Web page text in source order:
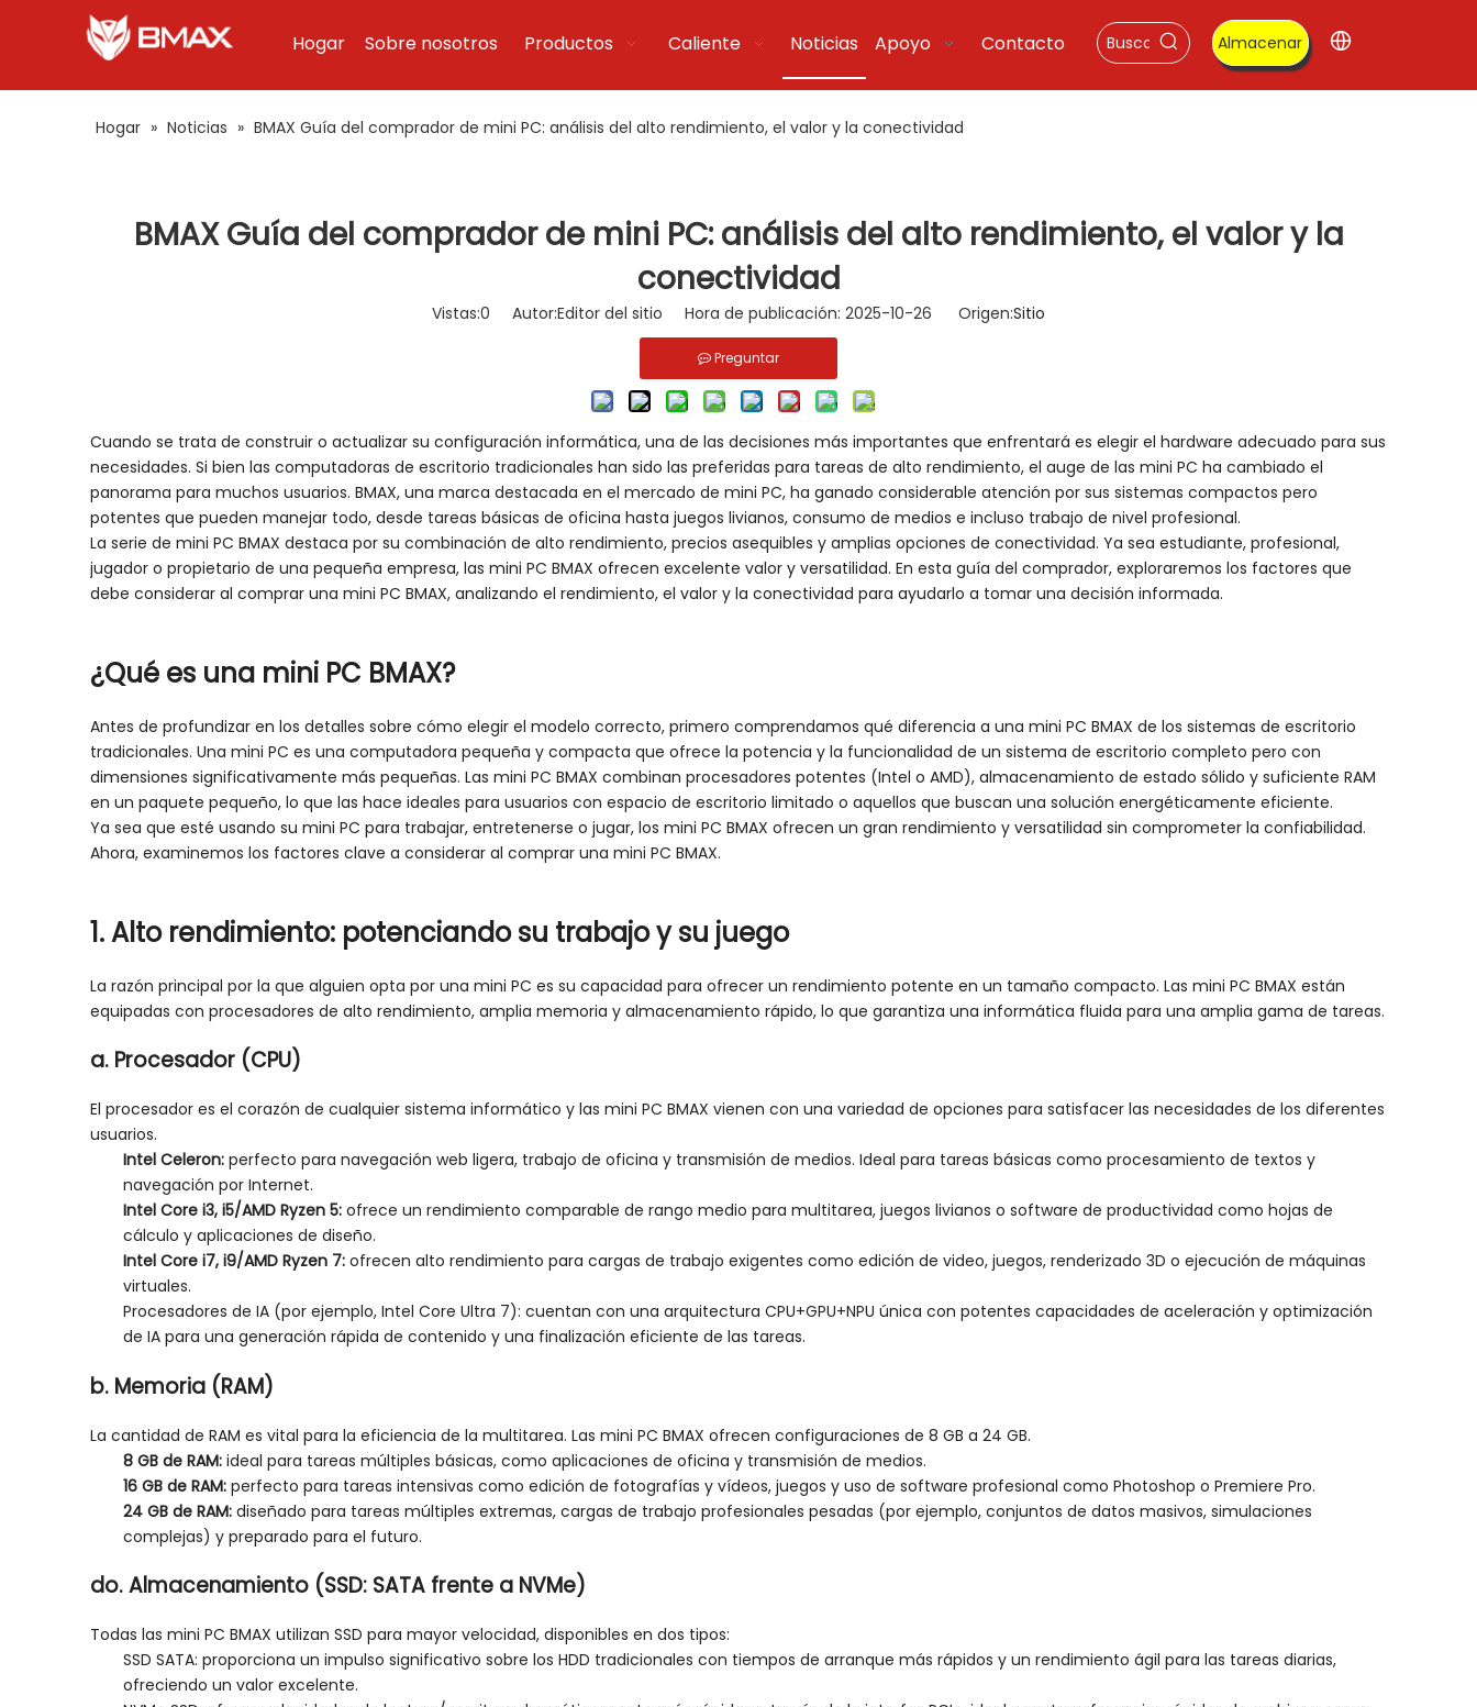
Hogar Sobre nosotros Productos Caliente Noticias Apoyo Contacto Almacenar
Hogar » Noticias » BMAX Guía del comprador de mini PC: análisis del alto rendimiento, el valor y la conectividad
BMAX Guía del comprador de mini PC: análisis del alto rendimiento, el valor y la
conectividad
Vistas:0 Autor:Editor del sitio Hora de publicación: 2025-10-26 Origen:Sitio
Preguntar
Cuando se trata de construir o actualizar su configuración informática, una de las decisiones más importantes que enfrentará es elegir el hardware adecuado para sus
necesidades. Si bien las computadoras de escritorio tradicionales han sido las preferidas para tareas de alto rendimiento, el auge de las mini PC ha cambiado el
panorama para muchos usuarios. BMAX, una marca destacada en el mercado de mini PC, ha ganado considerable atención por sus sistemas compactos pero
potentes que pueden manejar todo, desde tareas básicas de oficina hasta juegos livianos, consumo de medios e incluso trabajo de nivel profesional.
La serie de mini PC BMAX destaca por su combinación de alto rendimiento, precios asequibles y amplias opciones de conectividad. Ya sea estudiante, profesional,
jugador o propietario de una pequeña empresa, las mini PC BMAX ofrecen excelente valor y versatilidad. En esta guía del comprador, exploraremos los factores que
debe considerar al comprar una mini PC BMAX, analizando el rendimiento, el valor y la conectividad para ayudarlo a tomar una decisión informada.
¿Qué es una mini PC BMAX?
Antes de profundizar en los detalles sobre cómo elegir el modelo correcto, primero comprendamos qué diferencia a una mini PC BMAX de los sistemas de escritorio
tradicionales. Una mini PC es una computadora pequeña y compacta que ofrece la potencia y la funcionalidad de un sistema de escritorio completo pero con
dimensiones significativamente más pequeñas. Las mini PC BMAX combinan procesadores potentes (Intel o AMD), almacenamiento de estado sólido y suficiente RAM
en un paquete pequeño, lo que las hace ideales para usuarios con espacio de escritorio limitado o aquellos que buscan una solución energéticamente eficiente.
Ya sea que esté usando su mini PC para trabajar, entretenerse o jugar, los mini PC BMAX ofrecen un gran rendimiento y versatilidad sin comprometer la confiabilidad.
Ahora, examinemos los factores clave a considerar al comprar una mini PC BMAX.
1. Alto rendimiento: potenciando su trabajo y su juego
La razón principal por la que alguien opta por una mini PC es su capacidad para ofrecer un rendimiento potente en un tamaño compacto. Las mini PC BMAX están
equipadas con procesadores de alto rendimiento, amplia memoria y almacenamiento rápido, lo que garantiza una informática fluida para una amplia gama de tareas.
a. Procesador (CPU)
El procesador es el corazón de cualquier sistema informático y las mini PC BMAX vienen con una variedad de opciones para satisfacer las necesidades de los diferentes
usuarios.
Intel Celeron: perfecto para navegación web ligera, trabajo de oficina y transmisión de medios. Ideal para tareas básicas como procesamiento de textos y
navegación por Internet.
Intel Core i3, i5/AMD Ryzen 5: ofrece un rendimiento comparable de rango medio para multitarea, juegos livianos o software de productividad como hojas de
cálculo y aplicaciones de diseño.
Intel Core i7, i9/AMD Ryzen 7: ofrecen alto rendimiento para cargas de trabajo exigentes como edición de video, juegos, renderizado 3D o ejecución de máquinas
virtuales.
Procesadores de IA (por ejemplo, Intel Core Ultra 7): cuentan con una arquitectura CPU+GPU+NPU única con potentes capacidades de aceleración y optimización
de IA para una generación rápida de contenido y una finalización eficiente de las tareas.
b. Memoria (RAM)
La cantidad de RAM es vital para la eficiencia de la multitarea. Las mini PC BMAX ofrecen configuraciones de 8 GB a 24 GB.
8 GB de RAM: ideal para tareas múltiples básicas, como aplicaciones de oficina y transmisión de medios.
16 GB de RAM: perfecto para tareas intensivas como edición de fotografías y vídeos, juegos y uso de software profesional como Photoshop o Premiere Pro.
24 GB de RAM: diseñado para tareas múltiples extremas, cargas de trabajo profesionales pesadas (por ejemplo, conjuntos de datos masivos, simulaciones
complejas) y preparado para el futuro.
do. Almacenamiento (SSD: SATA frente a NVMe)
Todas las mini PC BMAX utilizan SSD para mayor velocidad, disponibles en dos tipos:
SSD SATA: proporciona un impulso significativo sobre los HDD tradicionales con tiempos de arranque más rápidos y un rendimiento ágil para las tareas diarias,
ofreciendo un valor excelente.